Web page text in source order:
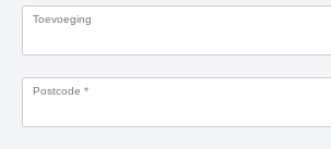
Toevoeging
Postcode *